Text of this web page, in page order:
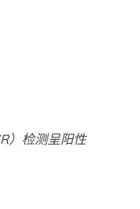
）检测呈阳性